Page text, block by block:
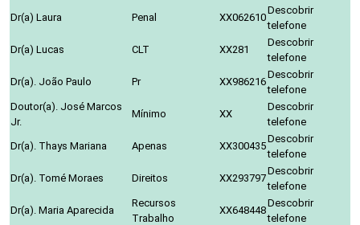
Dr(a) Laura
Penal XX062610
Descobrir
telefone
Dr(a) Lucas
CLT XX281
Descobrir
telefone
Dr(a). João Paulo
Pr XX986216
Descobrir
telefone
Doutor(a). José Marcos
Jr.
Mínimo XX
Descobrir
telefone
Dr(a). Thays Mariana
Apenas XX300435
Descobrir
telefone
Dr(a). Tomé Moraes
Direitos XX293797
Descobrir
telefone
Dr(a). Maria Aparecida
Recursos
Trabalho
XX648448
Descobrir
telefone